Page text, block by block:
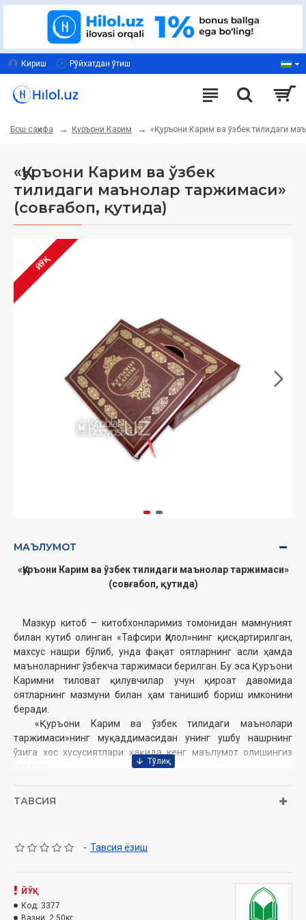
Кириш Рўйхатдан ўтиш
Бош саҳифа Қуръони Карим «Қуръони Карим ва ўзбек тилидаги
«Қуръони Карим ва ўзбек
тилидаги маънолар таржимаси»
(совғабоп, қутида)
ЙЎҚ
МАЪЛУМОТ
«Қуръони Карим ва ўзбек тилидаги маънолар таржимаси»
(совғабоп, қутида)
Мазкур китоб – китобхонларимиз томонидан мамнуният
билан кутиб олинган «Тафсири Ҳилол»нинг қисқартирилган,
махсус нашри бўлиб, унда фақат оятларнинг асли ҳамда
маъноларнинг ўзбекча таржимаси берилган. Бу эса Қуръони
Каримни тиловат қилувчилар учун қироат давомида
оятларнинг мазмуни билан ҳам танишиб бориш имконини
беради.
«Қуръони Карим ва ўзбек тилидаги маънолари
таржимаси»нинг муқаддимасидан унинг ушбу нашрнинг
ўзига хос хусусиятлари ҳақида кенг маълумот олишингиз
мумкин.
Нашриёт:
ISBN:978-9943-7795-9-4
Ўзбекистон Республикаси Вазирлар Маҳкамаси
ТАВСИЯ
- Тавсия ёзиш
ЙЎҚ
Код: 3377